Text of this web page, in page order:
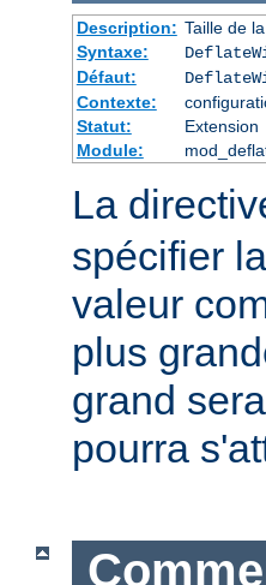
Description: Taille de
Syntaxe:
Défaut:
Contexte:
Statut:
Extension
Module:
La
spécifier
valeur
plus
grand
pourra